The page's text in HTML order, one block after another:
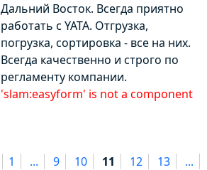
Дальний Восток. Всегда приятно
работать с YATA. Отгрузка,
погрузка, сортировка - все на них.
Всегда качественно и строго по
регламенту компании.
'slam:easyform' is not a component
1 ... 9 10 11 12 13 ...